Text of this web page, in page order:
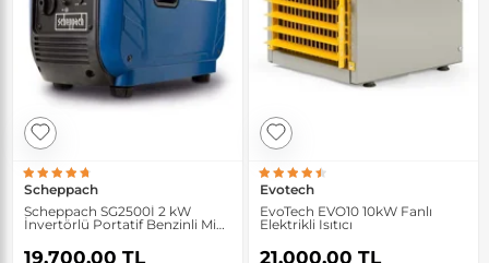
Scheppach
Scheppach SG2500İ 2 kW
İnvertörlü Portatif Benzinli Mini
19.700,00 TL
Evotech
EvoTech EVO10 10kW Fanlı
Elektrikli Isıtıcı
21.000,00 TL